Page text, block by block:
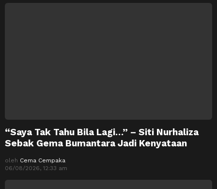
“Saya Tak Tahu Bila Lagi…” – Siti Nurhaliza
Sebak Gema Bumantara Jadi Kenyataan
oleh Cema Cempaka
06/08/2026, 12:33 am